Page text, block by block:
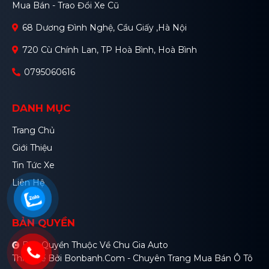
Mua Bán - Trao Đổi Xe Cũ
68 Dương Đình Nghệ, Cầu Giấy ,Hà Nội
720 Cù Chính Lan, TP Hoà Bình, Hoà Bình
0795060616
DANH MỤC
Trang Chủ
Giới Thiệu
Tin Tức Xe
Liên Hệ
BẢN QUYỀN
Bản Quyền Thuộc Về Chu Gia Auto
Thiết Kế Bởi Bonbanh.com - Chuyên Trang Mua Bán Ô Tô